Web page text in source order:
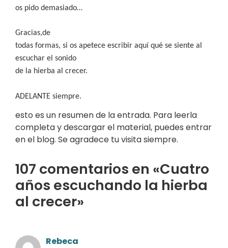
os pido demasiado…
Gracias,de
todas formas, si os apetece escribir aquí qué se siente al
escuchar el sonido
de la hierba al crecer.
ADELANTE siempre.
esto es un resumen de la entrada. Para leerla
completa y descargar el material, puedes entrar
en el blog. Se agradece tu visita siempre.
107 comentarios en «Cuatro
años escuchando la hierba
al crecer»
Rebeca